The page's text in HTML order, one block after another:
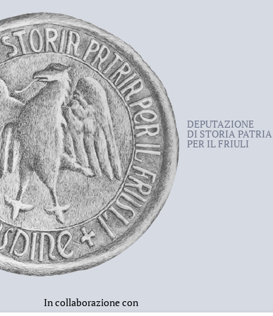
portatore
assegnato il premio Amore
2009.
DEPUTAZIONE
DI STORIA PATRIA
PER IL FRIULI
In collaborazione con